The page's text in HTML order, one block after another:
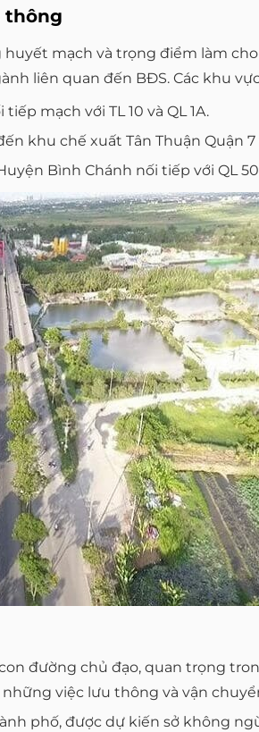
thông
mạch và trọng điểm làm
liên quan đến BĐS. Các khu
mạch với TL 10 và QL 1A.
khu chế xuất Tân Thuận Quận
Bình Chánh nối tiếp với QL
đường chủ đạo, quan trọng
việc lưu thông và vận
phố, được dự kiến sở không